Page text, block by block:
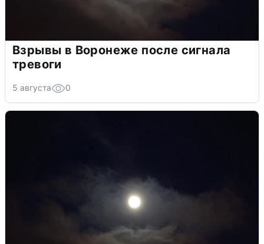
Взрывы в Воронеже после сигнала
тревоги
5 августа 0